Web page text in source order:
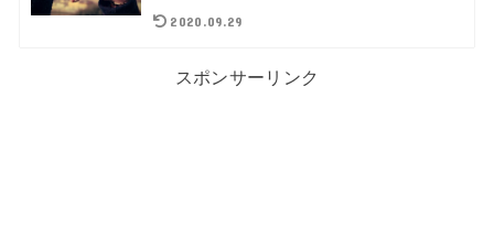
2020.09.29
スポンサーリンク